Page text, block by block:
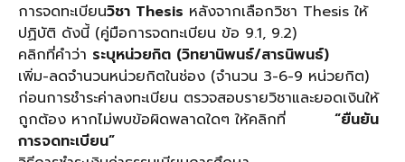
การจดทะเบียนวิชา Thesis หลังจากเลือกวิชา Thesis ให้
ปฏิบัติ ดังนี้ (คู่มือการจดทะเบียน ข้อ 9.1, 9.2)
คลิกที่คำว่า ระบุหน่วยกิต (วิทยานิพนธ์/สารนิพนธ์)
เพิ่ม-ลดจำนวนหน่วยกิตในช่อง (จำนวน 3-6-9 หน่วยกิต)
ก่อนการชำระค่าลงทะเบียน ตรวจสอบรายวิชาและยอดเงินให้
ถูกต้อง หากไม่พบข้อผิดพลาดใดๆ ให้คลิกที่ “ยืนยัน
การจดทะเบียน”